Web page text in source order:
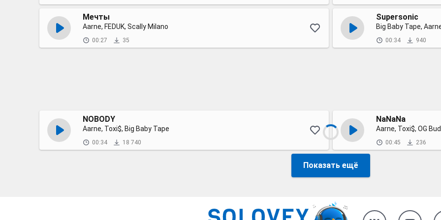
Мечты
Aarne, FEDUK, Scally Milano
00:27 35
Supersonic
Big Baby Tape,
00:34 940
NOBODY
Aarne, Toxi$, Big Baby Tape
00:34 18 740
NaNaNa
Aarne, Toxi$, OG
00:45 236
Показать ещё